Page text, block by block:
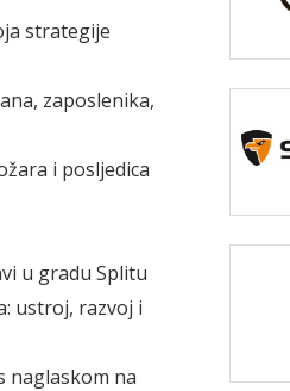
strategije
zaposlenika,
i posljedica
u gradu Splitu
ustroj, razvoj i
naglaskom na